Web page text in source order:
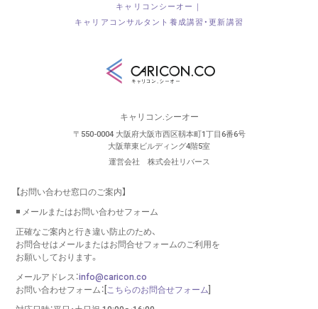
キャリコンシーオー｜
キャリアコンサルタント養成講習・更新講習
キャリコン.シーオー
〒550-0004 大阪府大阪市西区靱本町1丁目6番6号
大阪華東ビルディング4階5室
運営会社 株式会社リバース
【お問い合わせ窓口のご案内】
◾️ メールまたはお問い合わせフォーム
正確なご案内と行き違い防止のため、
お問合せはメールまたはお問合せフォームのご利用を
お願いしております。
メールアドレス：info@caricon.co
お問い合わせフォーム：[こちらのお問合せフォーム]